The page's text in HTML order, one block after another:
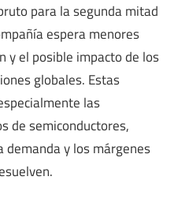
para la segunda mitad
espera menores
y el posible impacto de los
globales. Estas
las
de semiconductores,
demanda y los márgenes